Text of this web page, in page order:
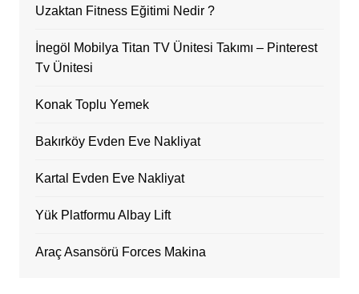
Uzaktan Fitness Eğitimi Nedir ?
İnegöl Mobilya Titan TV Ünitesi Takımı – Pinterest
Tv Ünitesi
Konak Toplu Yemek
Bakırköy Evden Eve Nakliyat
Kartal Evden Eve Nakliyat
Yük Platformu Albay Lift
Araç Asansörü Forces Makina